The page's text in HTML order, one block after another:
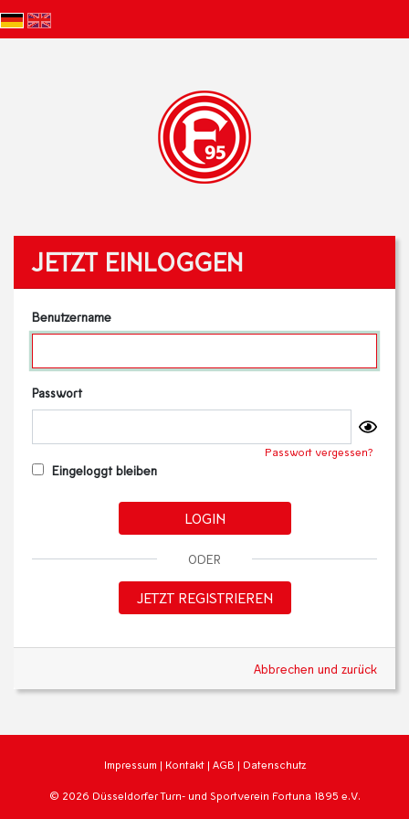
JETZT EINLOGGEN
Benutzername
Passwort
Passwort vergessen?
Eingeloggt bleiben
LOGIN
ODER
JETZT REGISTRIEREN
Abbrechen und zurück
Impressum | Kontakt | AGB | Datenschutz
© 2026 Düsseldorfer Turn- und Sportverein Fortuna 1895 e.V.